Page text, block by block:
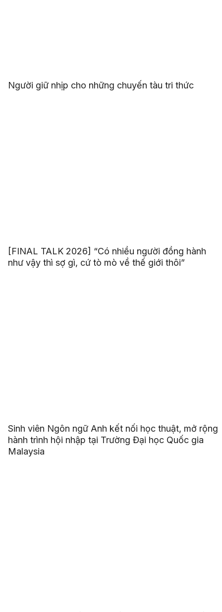
Người giữ nhịp cho những chuyến tàu tri thức
[FINAL TALK 2026] “Có nhiều người đồng hành
như vậy thì sợ gì, cứ tò mò về thế giới thôi”
Sinh viên Ngôn ngữ Anh kết nối học thuật, mở rộng
hành trình hội nhập tại Trường Đại học Quốc gia
Malaysia